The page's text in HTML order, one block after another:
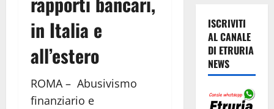
in Italia e
all’estero
ROMA – Abusivismo
finanziario e
ISCRIVITI
AL CANALE
DI ETRURIA
NEWS